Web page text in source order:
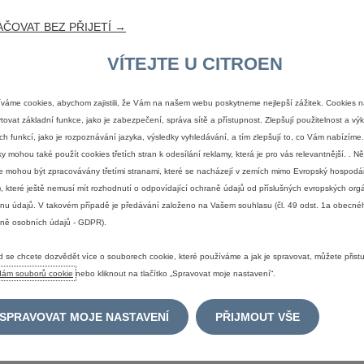
nadhled, optimismus a blízký vztah k veřejnosti, přinese značce
rozhodl pohrát si s jedním ze svých nejrozpoznatelnějších aktiv:
roli, která dalece přesahuje tradiční roli ambasadora. Omar je
sobě. Jeho schopnost navazovat kontakt s lidmi, vykouzlit jim
byly vždy v samém srdci značky Citroën. Právě to činí tuto
vyjednávání; jiné se jednoduše zdají být samozřejmé. Mezi
s každým, aniž by se kdy stali obyčejnými, stejná široká popularita a
Ředitel marketingu Stellantis (Global Chief Marketing
BEZ PŘIJETÍ →
VÍTEJTE U CITROEN
cookies, abychom zajistili, že Vám na našem webu poskytneme nejlepší zážitek. Cookies
základní funkce, jako je zabezpečení, správa sítě a přístupnost. Zlepšují použitelnost a
funkcí, jako je rozpoznávání jazyka, výsledky vyhledávání, a tím zlepšují to, co Vám
mohou také použít cookies třetích stran k odesílání reklamy, která je pro vás relevantnější. .
mohou být zpracovávány třetími stranami, které se nacházejí v zemích mimo Evropský
které ještě nemusí mít rozhodnutí o odpovídající ochraně údajů od příslušných evropských
údajů. V takovém případě je předávání založeno na Vašem souhlasu (čl. 49 odst. 1a
osobních údajů - GDPR).
se chcete dozvědět více o souborech cookie, které používáme a jak je spravovat, můžete
souborů cookie nebo kliknout na tlačítko „Spravovat moje nastavení“.
SPRAVOVAT MOJE NASTAVENÍ PŘIJMOUT VŠE